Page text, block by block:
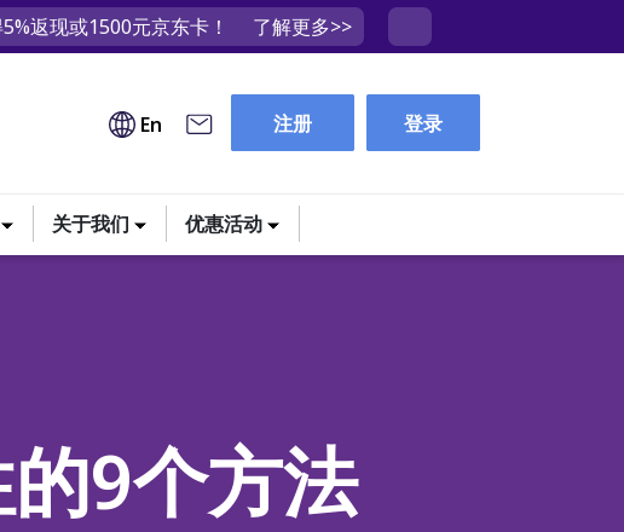
返现或1500元京东卡！ 了解更多>>
En 注册 登录
关于我们 优惠活动
9个方法